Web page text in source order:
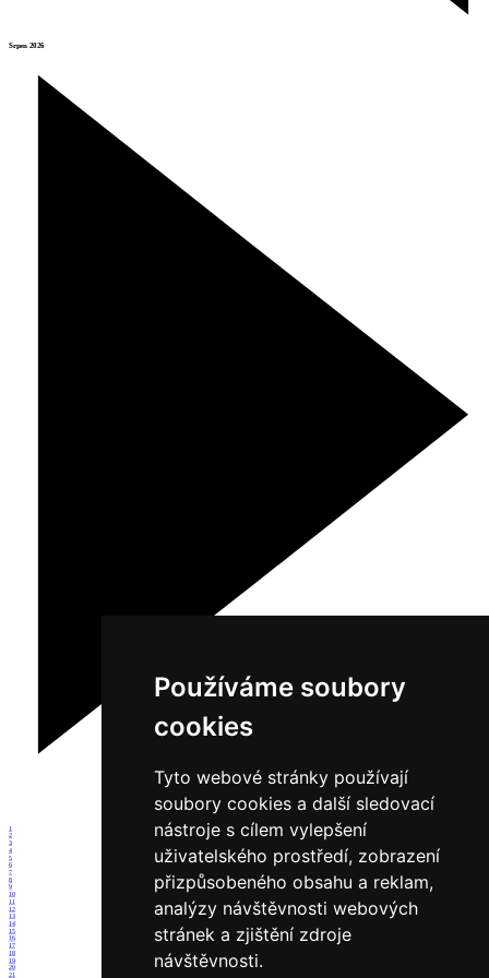
Používáme soubory
cookies
Tyto webové stránky používají
soubory cookies a další sledovací
nástroje s cílem vylepšení
uživatelského prostředí, zobrazení
přizpůsobeného obsahu a reklam,
analýzy návštěvnosti webových
stránek a zjištění zdroje
návštěvnosti.
Srpen 2026
1
2
3
4
5
6
7
8
9
10
11
12
13
14
15
16
17
18
19
20
21